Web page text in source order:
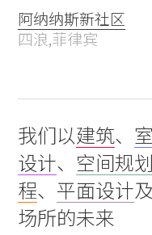
阿纳纳斯新社区
四浪,菲律宾
我们以建筑、
设计、 空间规划
程、 平面设计及
场所的未来